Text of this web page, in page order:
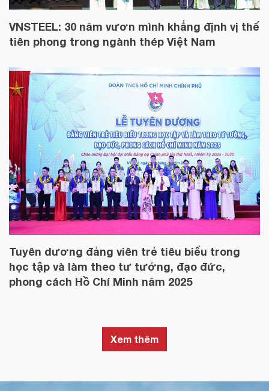
VNSTEEL: 30 năm vươn mình khẳng định vị thế
tiên phong trong ngành thép Việt Nam
Tuyên dương đảng viên trẻ tiêu biểu trong
học tập và làm theo tư tưởng, đạo đức,
phong cách Hồ Chí Minh năm 2025
Xem thêm